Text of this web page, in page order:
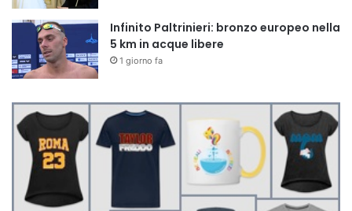
Infinito Paltrinieri: bronzo europeo nella
5 km in acque libere
1 giorno fa